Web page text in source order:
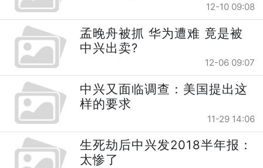
12-10 09:08
孟晚舟被抓 华为遭难 竟是被
中兴出卖?
12-06 09:07
中兴又面临调查：美国提出这
样的要求
11-29 14:06
生死劫后中兴发2018半年报：
太惨了